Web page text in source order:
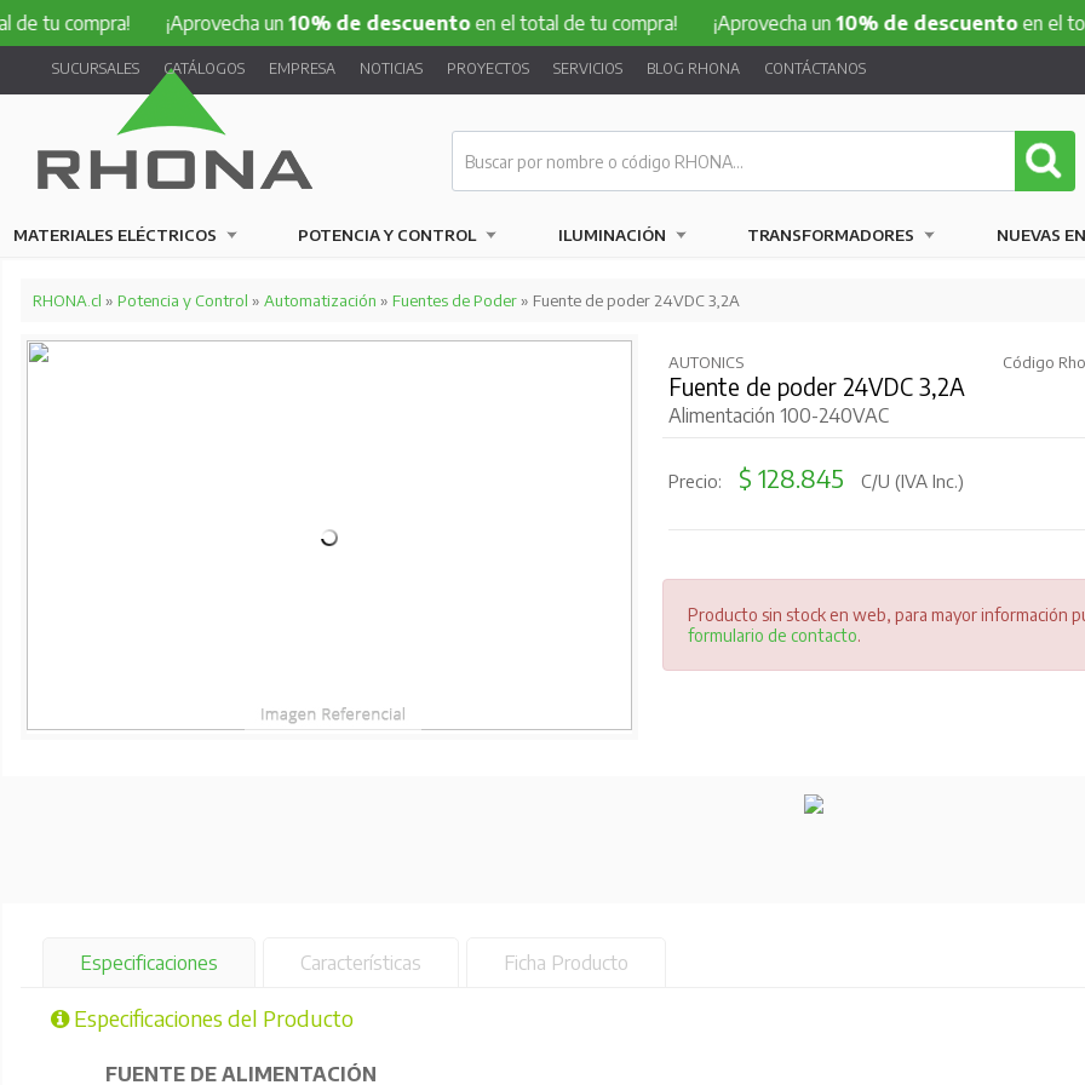
¡Aprovecha un10% de descuentoen el total de tu compra! ¡Aprovecha un10% de descuentoen el total de tu
SUCURSALES CATÁLOGOS EMPRESA NOTICIAS PROYECTOS SERVICIOS BLOG RHONA CONTÁCTANOS
MATERIALES ELÉCTRICOS POTENCIA Y CONTROL ILUMINACIÓN TRANSFORMADORES NUEVAS
RHONA.cl » Potencia y Control » Automatización » Fuentes de Poder» Fuente de poder 24VDC 3,2A
AUTONICS Código
Fuente de poder 24VDC 3,2A
Alimentación 100-240VAC
Precio: $ 128.845 C/U (IVA Inc.)
Producto sin stock en web, para mayor información
formulario de contacto.
Especificaciones Características Ficha Producto
Especificaciones del Producto
FUENTE DE ALIMENTACIÓN